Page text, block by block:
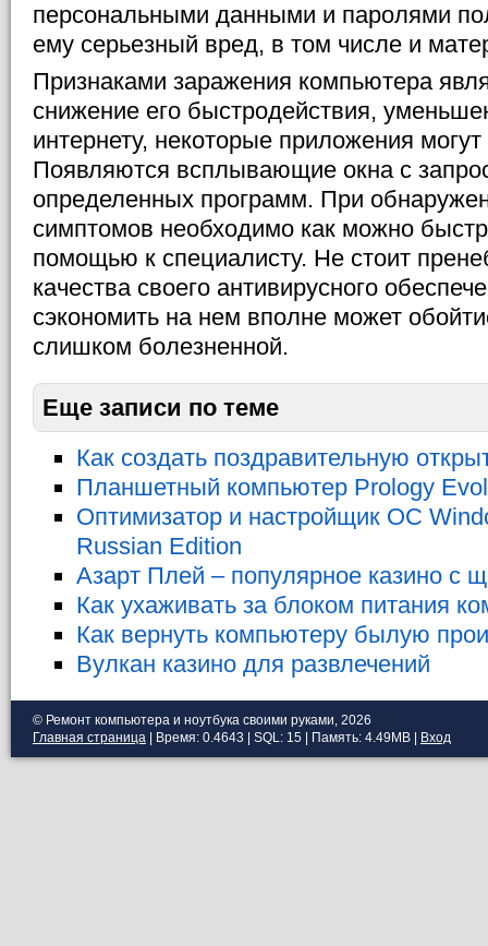
персональными данными и паролями
ему серьезный вред, в том числе и
Признаками заражения компьютера
снижение его быстродействия,
интернету, некоторые приложения могут
Появляются всплывающие окна с
определенных программ. При
симптомов необходимо как можно
помощью к специалисту. Не стоит
качества своего антивирусного
сэкономить на нем вполне может
слишком болезненной.
Еще записи по теме
Как создать поздравительную
Планшетный компьютер Prology
Оптимизатор и настройщик ОС
Russian Edition
Азарт Плей – популярное казино с
Как ухаживать за блоком питания
Как вернуть компьютеру былую
Вулкан казино для развлечений
© Ремонт компьютера и ноутбука своими руками, 2026
Главная страница | Время: 0.4643 | SQL: 15 | Память: 4.49MB Вход